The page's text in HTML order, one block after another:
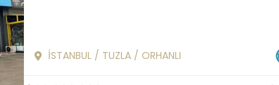
İSTANBUL/ TUZLA/ ORHANLI